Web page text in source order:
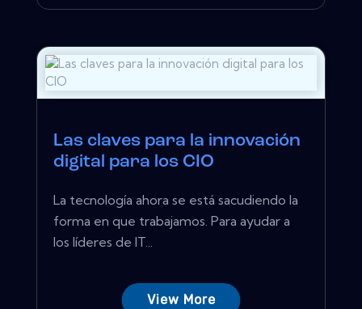
Las claves para la innovación
digital para los CIO
La tecnología ahora se está sacudiendo la
forma en que trabajamos. Para ayudar a
los líderes de IT...
View More